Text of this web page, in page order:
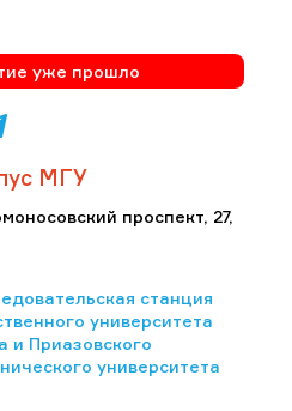
уже прошло
МГУ
проспект, 27,
станция
университета
и Приазовского
университета